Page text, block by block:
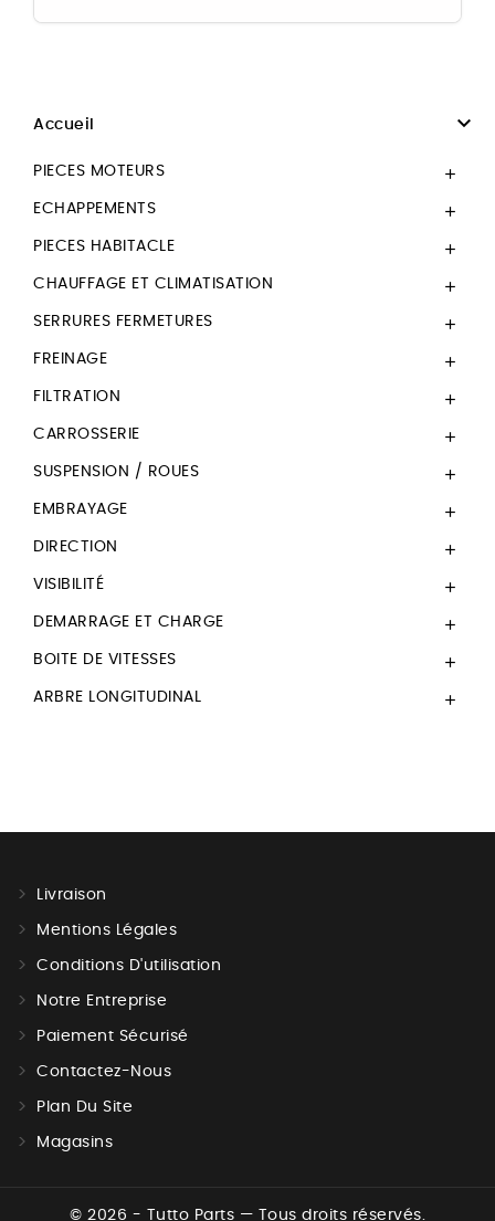
Accueil 
PIECES MOTEURS 
ECHAPPEMENTS 
PIECES HABITACLE 
CHAUFFAGE ET CLIMATISATION 
SERRURES FERMETURES 
FREINAGE 
FILTRATION 
CARROSSERIE 
SUSPENSION / ROUES 
EMBRAYAGE 
DIRECTION 
VISIBILITÉ 
DEMARRAGE ET CHARGE 
BOITE DE VITESSES 
ARBRE LONGITUDINAL 
Livraison
Mentions Légales
Conditions D'utilisation
Notre Entreprise
Paiement Sécurisé
Contactez-Nous
Plan Du Site
Magasins
© 2026 - Tutto Parts — Tous droits réservés.